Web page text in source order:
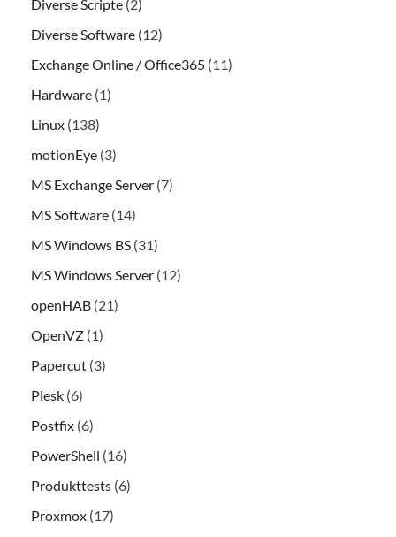
Diverse Scripte (2)
Diverse Software (12)
Exchange Online / Office365 (11)
Hardware (1)
Linux (138)
motionEye (3)
MS Exchange Server (7)
MS Software (14)
MS Windows BS (31)
MS Windows Server (12)
openHAB (21)
OpenVZ (1)
Papercut (3)
Plesk (6)
Postfix (6)
PowerShell (16)
Produkttests (6)
Proxmox (17)